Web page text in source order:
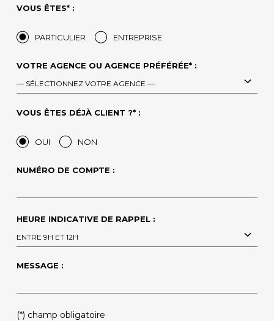
VOUS ÊTES* :
PARTICULIER ENTREPRISE
VOTRE AGENCE OU AGENCE PRÉFÉRÉE* :
— SÉLECTIONNEZ VOTRE AGENCE —
VOUS ÊTES DÉJÀ CLIENT ?* :
OUI NON
NUMÉRO DE COMPTE :
HEURE INDICATIVE DE RAPPEL :
ENTRE 9H ET 12H
MESSAGE :
PLEASE LEAVE THIS FIELD EMPTY.
(*) champ obligatoire